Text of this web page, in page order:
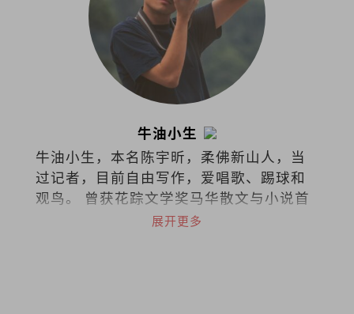
牛油小生
牛油小生，本名陈宇昕，柔佛新山人，当
过记者，目前自由写作，爱唱歌、踢球和
观鸟。 曾获花踪文学奖马华散文与小说首
奖，台湾梁实秋文学奖散文评审奖，着有
展开更多